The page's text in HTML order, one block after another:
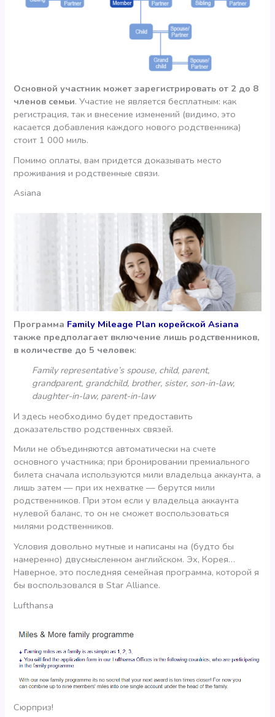
Основной участник может зарегистрировать от 2 до 8
членов семьи. Участие не является бесплатным: как
регистрация, так и внесение изменений (видимо, это
касается добавления каждого нового родственника)
стоит 1 000 миль.
Помимо оплаты, вам придется доказывать место
проживания и родственные связи.
Asiana
Программа Family Mileage Plan корейской Asiana
также предполагает включение лишь родственников,
в количестве до 5 человек:
Family representative’s spouse, child, parent,
grandparent, grandchild, brother, sister, son-in-law,
daughter-in-law, parent-in-law
И здесь необходимо будет предоставить
доказательство родственных связей.
Мили не объединяются автоматически на счете
основного участника; при бронировании премиального
билета сначала используются мили владельца аккаунта, а
лишь затем — при их нехватке — берутся мили
родственников. При этом если у владельца аккаунта
нулевой баланс, то он не сможет воспользоваться
милями родственников.
Условия довольно мутные и написаны на (будто бы
намеренно) двусмысленном английском. Эх, Корея…
Наверное, это последняя семейная программа, которой я
бы воспользовался в Star Alliance.
Lufthansa
Сюрприз!